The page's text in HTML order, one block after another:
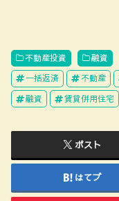
不動産投資
融資
一括返済
不動産
融資
賃貸併用住宅
ポスト
はてブ